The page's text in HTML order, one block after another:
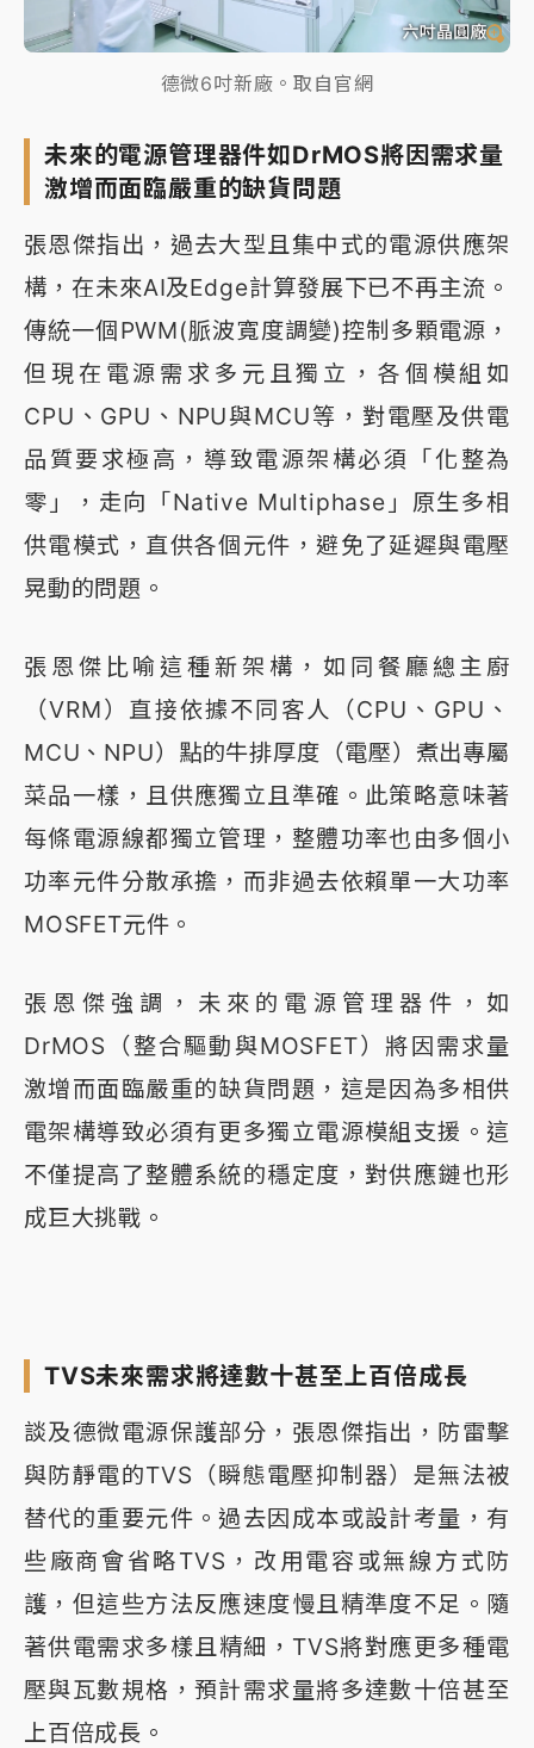
德微6吋新廠。取自官網
未來的電源管理器件如DrMOS將因需求量
激增而面臨嚴重的缺貨問題
張恩傑指出，過去大型且集中式的電源供應架
構，在未來AI及Edge計算發展下已不再主流。
傳統一個PWM(脈波寬度調變)控制多顆電源，
但現在電源需求多元且獨立，各個模組如
CPU、GPU、NPU與MCU等，對電壓及供電
品質要求極高，導致電源架構必須「化整為
零」，走向「Native Multiphase」原生多相
供電模式，直供各個元件，避免了延遲與電壓
晃動的問題。
張恩傑比喻這種新架構，如同餐廳總主廚
（VRM）直接依據不同客人（CPU、GPU、
MCU、NPU）點的牛排厚度（電壓）煮出專屬
菜品一樣，且供應獨立且準確。此策略意味著
每條電源線都獨立管理，整體功率也由多個小
功率元件分散承擔，而非過去依賴單一大功率
MOSFET元件。
張恩傑強調，未來的電源管理器件，如
DrMOS（整合驅動與MOSFET）將因需求量
激增而面臨嚴重的缺貨問題，這是因為多相供
電架構導致必須有更多獨立電源模組支援。這
不僅提高了整體系統的穩定度，對供應鏈也形
成巨大挑戰。
TVS未來需求將達數十甚至上百倍成長
談及德微電源保護部分，張恩傑指出，防雷擊
與防靜電的TVS（瞬態電壓抑制器）是無法被
替代的重要元件。過去因成本或設計考量，有
些廠商會省略TVS，改用電容或無線方式防
護，但這些方法反應速度慢且精準度不足。隨
著供電需求多樣且精細，TVS將對應更多種電
壓與瓦數規格，預計需求量將多達數十倍甚至
上百倍成長。